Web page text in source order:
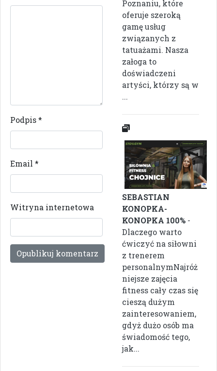
Podpis*
Email *
Witryna internetowa
Poznaniu, które
oferuje szeroką
gamę usług
związanych z
tatuażami. Nasza
załoga to
doświadczeni
artyści, którzy są w
...
SEBASTIAN
KONOPKA-
KONOPKA 100% -
Dlaczego warto
ćwiczyć na siłowni
z trenerem
personalnymNajróż
niejsze zajęcia
fitness cały czas się
cieszą dużym
zainteresowaniem,
gdyż dużo osób ma
świadomość tego,
jak...